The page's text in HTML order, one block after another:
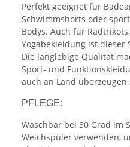
Perfekt geeignet für
Schwimmshorts oder
Bodys. Auch für
Yogabekleidung ist dieser
Die langlebige Qualität
Sport- und
auch an Land überzeugen
PFLEGE:
Waschbar bei 30 Grad im
Weichspüler verwenden,